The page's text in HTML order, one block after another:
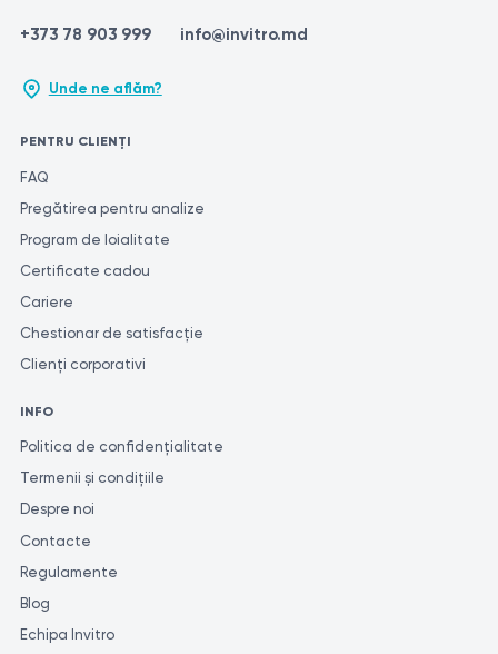
+373 78 903 999 info@invitro.md
Unde ne aflăm?
PENTRU CLIENȚI
FAQ
Pregătirea pentru analize
Program de loialitate
Certificate cadou
Cariere
Chestionar de satisfacție
Clienți corporativi
INFO
Politica de confidențialitate
Termenii și condițiile
Despre noi
Contacte
Regulamente
Blog
Echipa Invitro